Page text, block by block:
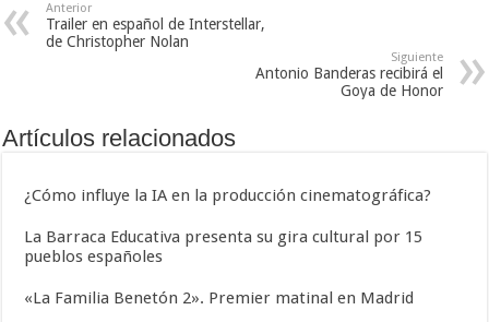
Anterior
Trailer en español de Interstellar,
de Christopher Nolan
Siguiente
Antonio Banderas recibirá el
Goya de Honor
Artículos relacionados
¿Cómo influye la IA en la producción cinematográfica?
La Barraca Educativa presenta su gira cultural por 15
pueblos españoles
«La Familia Benetón 2». Premier matinal en Madrid